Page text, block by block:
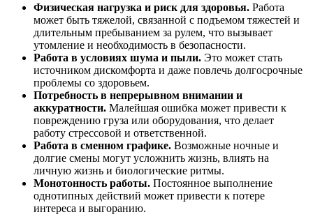
Физическая нагрузка и риск для здоровья. Работа
может быть тяжелой, связанной с подъемом тяжестей и
длительным пребыванием за рулем, что вызывает
утомление и необходимость в безопасности.
Работа в условиях шума и пыли. Это может стать
источником дискомфорта и даже повлечь долгосрочные
проблемы со здоровьем.
Потребность в непрерывном внимании и
аккуратности. Малейшая ошибка может привести к
повреждению груза или оборудования, что делает
работу стрессовой и ответственной.
Работа в сменном графике. Возможные ночные и
долгие смены могут усложнить жизнь, влиять на
личную жизнь и биологические ритмы.
Монотонность работы. Постоянное выполнение
однотипных действий может привести к потере
интереса и выгоранию.